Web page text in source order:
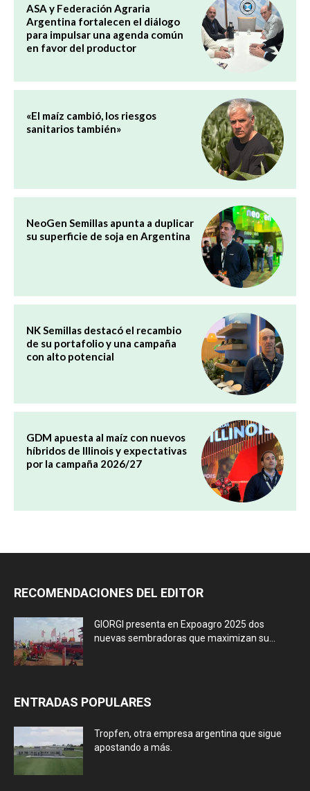
ASA y Federación Agraria
Argentina fortalecen el diálogo
para impulsar una agenda común
en favor del productor
«El maíz cambió, los riesgos
sanitarios también»
NeoGen Semillas apunta a duplicar
su superficie de soja en Argentina
NK Semillas destacó el recambio
de su portafolio y una campaña
con alto potencial
GDM apuesta al maíz con nuevos
híbridos de Illinois y expectativas
por la campaña 2026/27
RECOMENDACIONES DEL EDITOR
GIORGI presenta en Expoagro 2025 dos
nuevas sembradoras que maximizan su...
ENTRADAS POPULARES
Tropfen, otra empresa argentina que sigue
apostando a más.